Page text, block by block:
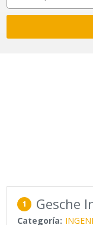
1 Gesche
Categoría: